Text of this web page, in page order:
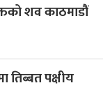
शव काठमाडौं
तिब्बत पक्षीय